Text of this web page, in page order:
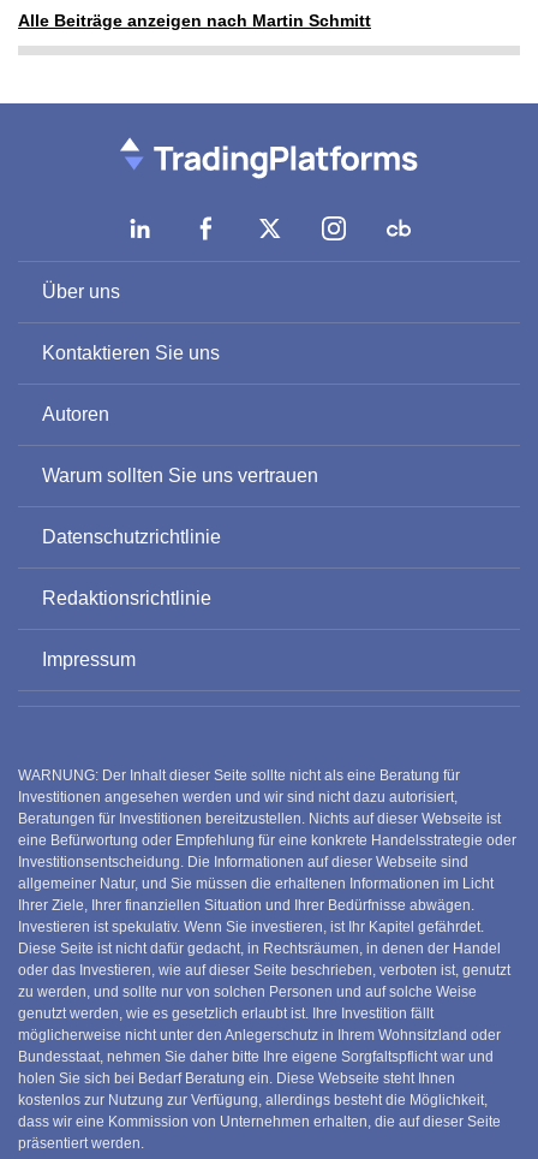
Alle Beiträge anzeigen nach Martin Schmitt
Über uns
Kontaktieren Sie uns
Autoren
Warum sollten Sie uns vertrauen
Datenschutzrichtlinie
Redaktionsrichtlinie
Impressum
WARNUNG: Der Inhalt dieser Seite sollte nicht als eine Beratung für
Investitionen angesehen werden und wir sind nicht dazu autorisiert,
Beratungen für Investitionen bereitzustellen. Nichts auf dieser Webseite ist
eine Befürwortung oder Empfehlung für eine konkrete Handelsstrategie oder
Investitionsentscheidung. Die Informationen auf dieser Webseite sind
allgemeiner Natur, und Sie müssen die erhaltenen Informationen im Licht
Ihrer Ziele, Ihrer finanziellen Situation und Ihrer Bedürfnisse abwägen.
Investieren ist spekulativ. Wenn Sie investieren, ist Ihr Kapitel gefährdet.
Diese Seite ist nicht dafür gedacht, in Rechtsräumen, in denen der Handel
oder das Investieren, wie auf dieser Seite beschrieben, verboten ist, genutzt
zu werden, und sollte nur von solchen Personen und auf solche Weise
genutzt werden, wie es gesetzlich erlaubt ist. Ihre Investition fällt
möglicherweise nicht unter den Anlegerschutz in Ihrem Wohnsitzland oder
Bundesstaat, nehmen Sie daher bitte Ihre eigene Sorgfaltspflicht war und
holen Sie sich bei Bedarf Beratung ein. Diese Webseite steht Ihnen
kostenlos zur Nutzung zur Verfügung, allerdings besteht die Möglichkeit,
dass wir eine Kommission von Unternehmen erhalten, die auf dieser Seite
präsentiert werden.